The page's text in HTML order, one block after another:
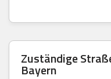
Zuständige
Bayern